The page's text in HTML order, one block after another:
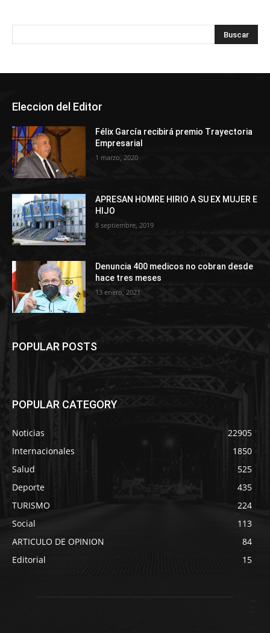
Eleccion del Editor
Félix García recibirá premio Trayectoria
Empresarial
1 marzo, 2020
APRESAN HOMRE HIRIO A SU EX MUJER E
HIJO
8 septiembre, 2019
Denuncia 400 medicos no cobran desde
hace tres meses
13 enero, 2021
POPULAR POSTS
POPULAR CATEGORY
Noticias
22905
Internacionales
1850
Salud
525
Deporte
435
TURISMO
224
Social
113
ARTICULO DE OPINION
84
Editorial
15